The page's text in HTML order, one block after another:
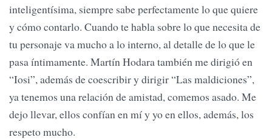
inteligentísima, siempre sabe perfectamente lo que quiere
y cómo contarlo. Cuando te habla sobre lo que necesita de
tu personaje va mucho a lo interno, al detalle de lo que le
pasa íntimamente. Martín Hodara también me dirigió en
“Iosi”, además de coescribir y dirigir “Las maldiciones”,
ya tenemos una relación de amistad, comemos asado. Me
dejo llevar, ellos confían en mí y yo en ellos, además, los
respeto mucho.